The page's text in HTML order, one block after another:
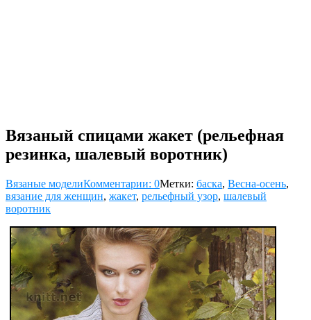
Вязаный спицами жакет (рельефная
резинка, шалевый воротник)
Вязаные моделиКомментарии: 0Метки: баска, Весна-осень,
вязание для женщин, жакет, рельефный узор, шалевый
воротник